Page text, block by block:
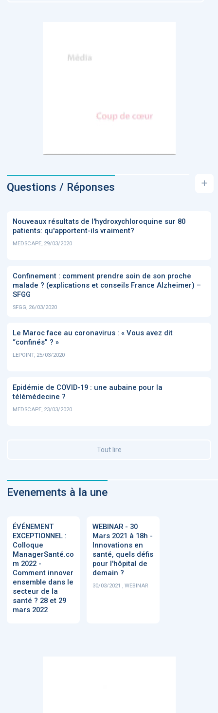
Questions / Réponses +
Nouveaux résultats de l'hydroxychloroquine sur 80
patients: qu'apportent-ils vraiment?
MEDSCAPE, 29/03/2020
Confinement : comment prendre soin de son proche
malade ? (explications et conseils France Alzheimer) –
SFGG
SFGG, 26/03/2020
Le Maroc face au coronavirus : « Vous avez dit
“confinés” ? »
LEPOINT, 25/03/2020
Epidémie de COVID-19 : une aubaine pour la
télémédecine ?
MEDSCAPE, 23/03/2020
Tout lire
Evenements à la une
ÉVÉNEMENT
EXCEPTIONNEL :
Colloque
ManagerSanté.co
m 2022 -
Comment innover
ensemble dans le
secteur de la
santé ? 28 et 29
mars 2022
WEBINAR - 30
Mars 2021 à 18h -
Innovations en
santé, quels défis
pour l'hôpital de
demain ?
30/03/2021 , WEBINAR